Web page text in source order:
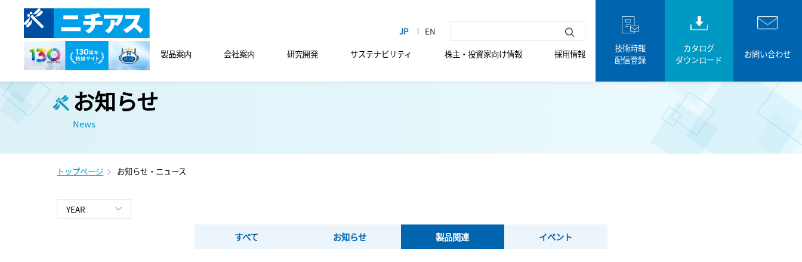
製品案内 会社案内 研究開発 サステナビリティ 株主・投資家向け情報 採用情報
技術時報
配信登録
カタログ
ダウンロード
お問い合わせ
お知らせ
News
トップページ お知らせ・ニュース
すべて お知らせ 製品関連 イベント